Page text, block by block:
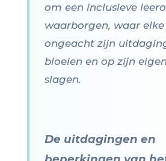
om een inclusieve
waarborgen, waar
ongeacht zijn
bloeien en op zijn
slagen.
De uitdagingen en